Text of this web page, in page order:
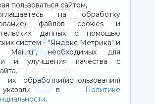
пользоваться сайтом,
на обработку
файлов cookies и
данных с помощью
систем - "Яндекс Метрика" и
Mail.ru“, необходимых для
и улучшения качества с
их обработки(использования)
в
Политике
.
8-800-333-44-22
по России бесплатный
до 21:00 (время московское)
Чат с поддержкой